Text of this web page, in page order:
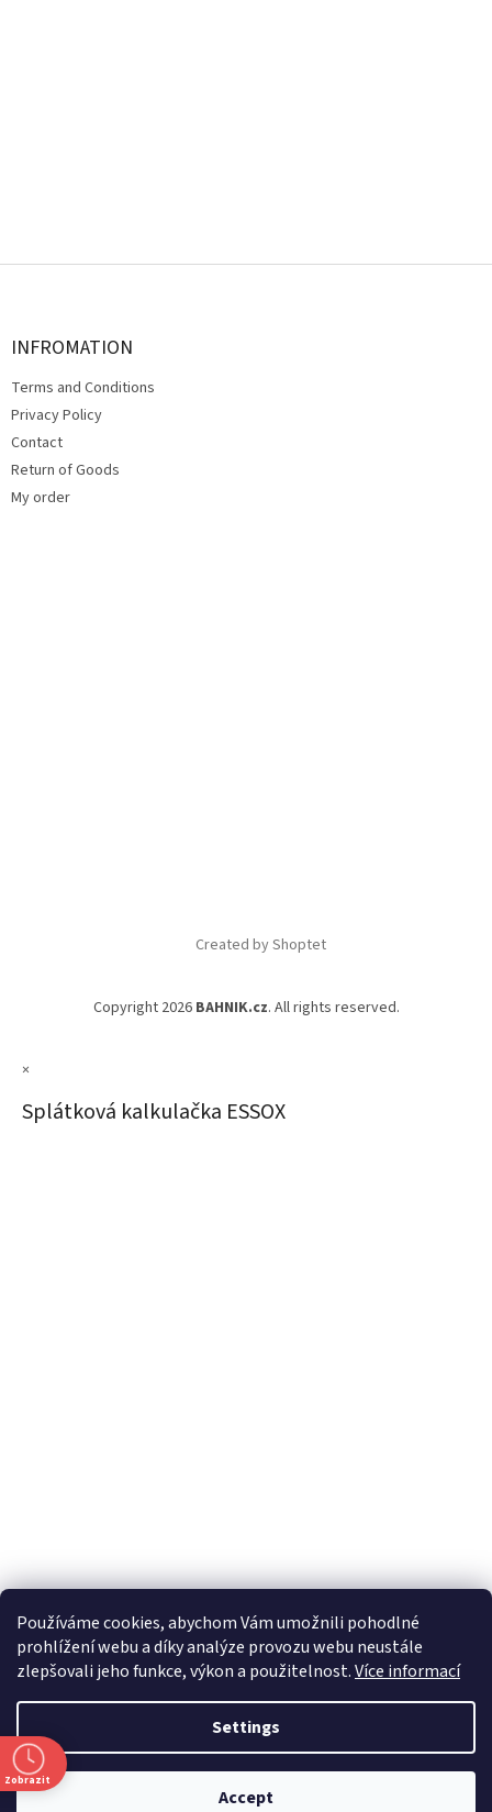
Používáme cookies, abychom Vám umožnili pohodlné
prohlížení webu a díky analýze provozu webu neustále
zlepšovali jeho funkce, výkon a použitelnost.Více informací
Settings
Accept
F
INFROMATION
Terms and Conditions
Privacy Policy
Contact
Return of Goods
My order
Created by Shoptet
Copyright 2026 BAHNIK.cz. All rights reserved.
×
Splátková kalkulačka ESSOX
Zobrazit